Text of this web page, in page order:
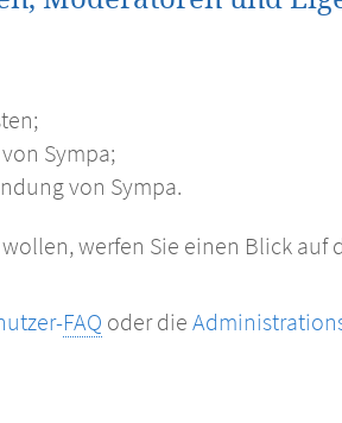
Sympa;
von Sympa.
werfen Sie einen Blick auf
FAQ oder die